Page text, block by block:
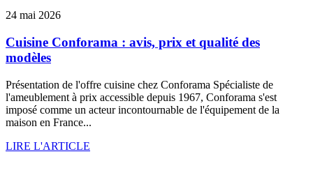
24 mai 2026
Cuisine Conforama : avis, prix et qualité des
modèles
Présentation de l'offre cuisine chez Conforama Spécialiste de
l'ameublement à prix accessible depuis 1967, Conforama s'est
imposé comme un acteur incontournable de l'équipement de la
maison en France...
LIRE L'ARTICLE